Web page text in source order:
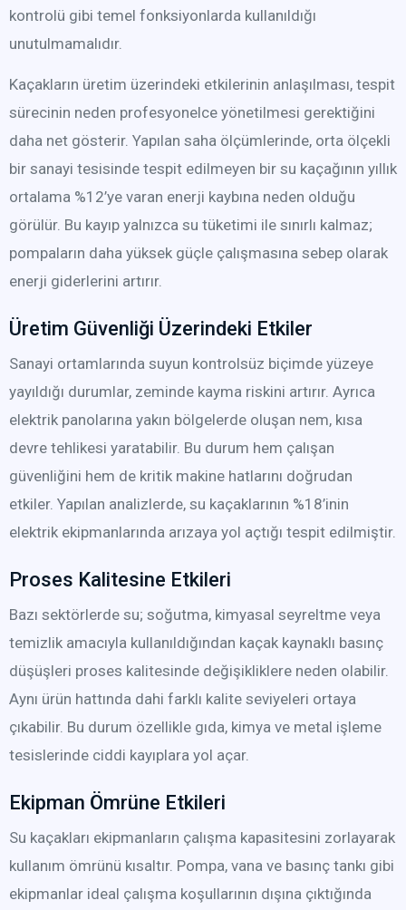
kontrolü gibi temel fonksiyonlarda kullanıldığı
unutulmamalıdır.
Kaçakların üretim üzerindeki etkilerinin anlaşılması, tespit
sürecinin neden profesyonelce yönetilmesi gerektiğini
daha net gösterir. Yapılan saha ölçümlerinde, orta ölçekli
bir sanayi tesisinde tespit edilmeyen bir su kaçağının yıllık
ortalama %12’ye varan enerji kaybına neden olduğu
görülür. Bu kayıp yalnızca su tüketimi ile sınırlı kalmaz;
pompaların daha yüksek güçle çalışmasına sebep olarak
enerji giderlerini artırır.
Üretim Güvenliği Üzerindeki Etkiler
Sanayi ortamlarında suyun kontrolsüz biçimde yüzeye
yayıldığı durumlar, zeminde kayma riskini artırır. Ayrıca
elektrik panolarına yakın bölgelerde oluşan nem, kısa
devre tehlikesi yaratabilir. Bu durum hem çalışan
güvenliğini hem de kritik makine hatlarını doğrudan
etkiler. Yapılan analizlerde, su kaçaklarının %18’inin
elektrik ekipmanlarında arızaya yol açtığı tespit edilmiştir.
Proses Kalitesine Etkileri
Bazı sektörlerde su; soğutma, kimyasal seyreltme veya
temizlik amacıyla kullanıldığından kaçak kaynaklı basınç
düşüşleri proses kalitesinde değişikliklere neden olabilir.
Aynı ürün hattında dahi farklı kalite seviyeleri ortaya
çıkabilir. Bu durum özellikle gıda, kimya ve metal işleme
tesislerinde ciddi kayıplara yol açar.
Ekipman Ömrüne Etkileri
Su kaçakları ekipmanların çalışma kapasitesini zorlayarak
kullanım ömrünü kısaltır. Pompa, vana ve basınç tankı gibi
ekipmanlar ideal çalışma koşullarının dışına çıktığında